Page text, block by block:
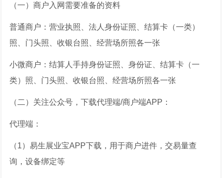
（一）商户入网需要准备的资料
普通商户：营业执照、法人身份证照、结算卡（一类）
照、门头照、收银台照、经营场所照各一张
小微商户：结算人手持身份证照、身份证、结算卡（一
类）照、门头照、收银台照、经营场所照各一张
（二）关注公众号，下载代理端/商户端APP：
代理端：
（1）易生展业宝APP下载，用于商户进件，交易量查
询，设备绑定等